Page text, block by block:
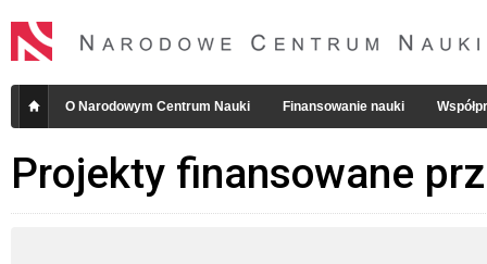
O Narodowym Centrum Nauki Finansowanie nauki
Projekty finansowane